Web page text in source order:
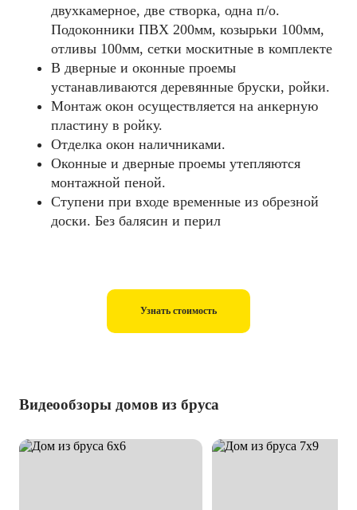
двухкамерное, две створка, одна п/о.
Подоконники ПВХ 200мм, козырьки 100мм,
отливы 100мм, сетки москитные в комплекте
В дверные и оконные проемы
устанавливаются деревянные бруски, ройки.
Монтаж окон осуществляется на анкерную
пластину в ройку.
Отделка окон наличниками.
Оконные и дверные проемы утепляются
монтажной пеной.
Ступени при входе временные из обрезной
доски. Без балясин и перил
Узнать стоимость
Видеообзоры домов из бруса